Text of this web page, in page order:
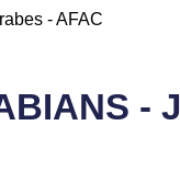
-AFAC
-